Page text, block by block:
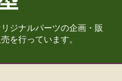
ジナルパーツの企画・販
を行っています。

